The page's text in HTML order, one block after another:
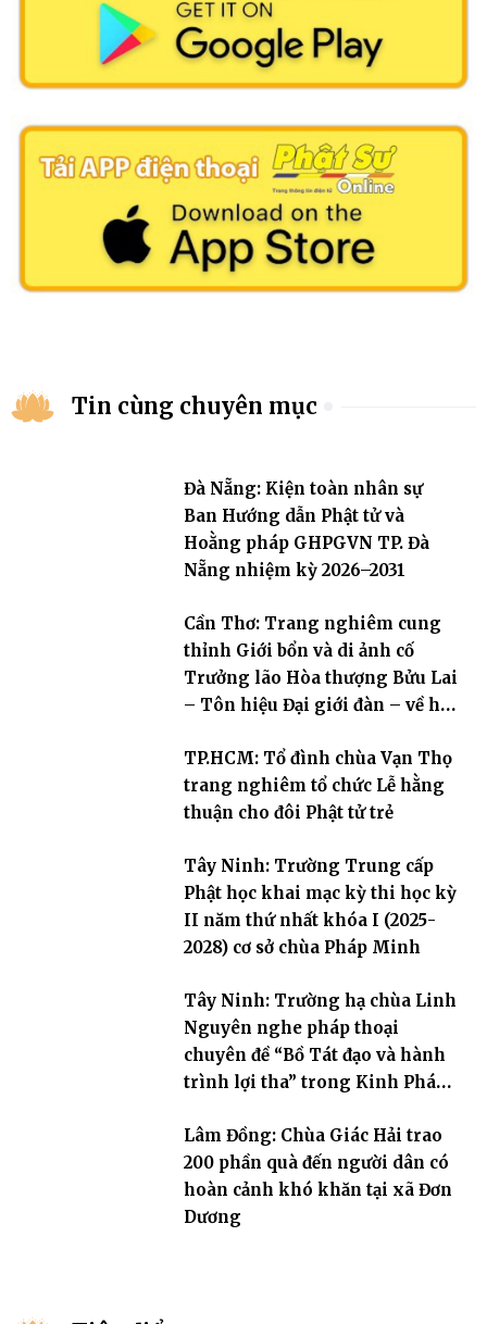
Tin cùng chuyên mục
Đà Nẵng: Kiện toàn nhân sự
Ban Hướng dẫn Phật tử và
Hoằng pháp GHPGVN TP. Đà
Nẵng nhiệm kỳ 2026–2031
Cần Thơ: Trang nghiêm cung
thỉnh Giới bổn và di ảnh cố
Trưởng lão Hòa thượng Bửu Lai
– Tôn hiệu Đại giới đàn – về hai
TP.HCM: Tổ đình chùa Vạn Thọ
trang nghiêm tổ chức Lễ hằng
thuận cho đôi Phật tử trẻ
Tây Ninh: Trường Trung cấp
Phật học khai mạc kỳ thi học kỳ
II năm thứ nhất khóa I (2025-
2028) cơ sở chùa Pháp Minh
Tây Ninh: Trường hạ chùa Linh
Nguyên nghe pháp thoại
chuyên đề “Bồ Tát đạo và hành
trình lợi tha” trong Kinh Pháp
Lâm Đồng: Chùa Giác Hải trao
200 phần quà đến người dân có
hoàn cảnh khó khăn tại xã Đơn
Dương